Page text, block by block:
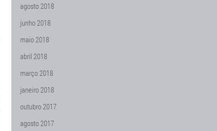
agosto 2018
junho 2018
maio 2018
abril 2018
março 2018
janeiro 2018
outubro 2017
agosto 2017